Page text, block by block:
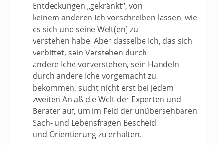
Entdeckungen „gekränkt“, von
keinem anderen Ich vorschreiben lassen, wie
es sich und seine Welt(en) zu
verstehen habe. Aber dasselbe Ich, das sich
verbittet, sein Verstehen durch
andere Iche vorverstehen, sein Handeln
durch andere Iche vorgemacht zu
bekommen, sucht nicht erst bei jedem
zweiten Anlaß die Welt der Experten und
Berater auf, um im Feld der unübersehbaren
Sach- und Lebensfragen Bescheid
und Orientierung zu erhalten.